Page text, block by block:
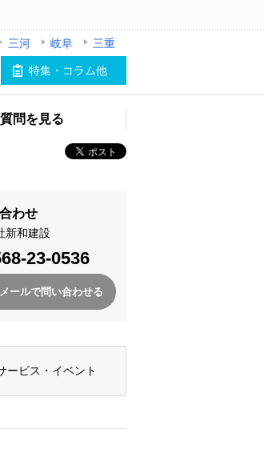
三河 岐阜
三重
特集・コラム他
質問を見る
わせ
新和建設
23-0536
メールで問い合わせる
ービス・イベント